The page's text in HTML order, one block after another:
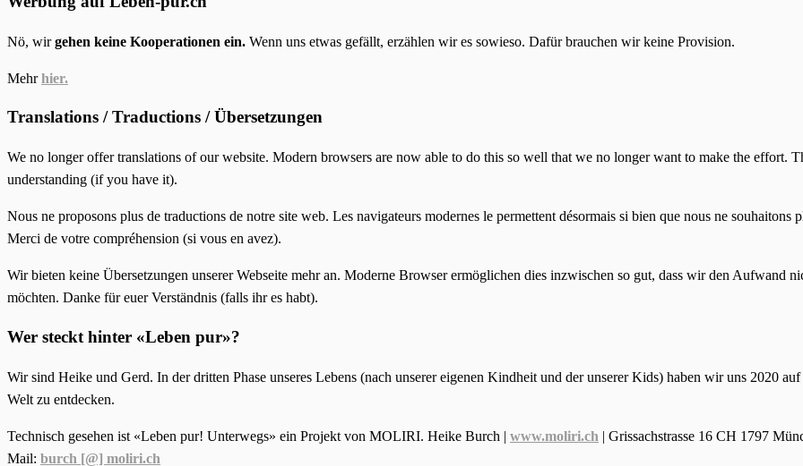
Nö, wirgehen keine Kooperationen ein. Wenn uns etwas gefällt, erzählen wir es sowieso. Dafür brauchen wir keine Provision.
Mehrhier.
Translations / Traductions / Übersetzungen
We no longer offer translations of our website. Modern browsers are now able to do this so well that we no longer want to make the effort.
understanding (if you have it).
Nous ne proposons plus de traductions de notre site web. Les navigateurs modernes le permettent désormais si bien que nous ne souhaitons
Merci de votre compréhension (si vous en avez).
Wir bieten keine Übersetzungen unserer Webseite mehr an. Moderne Browser ermöglichen dies inzwischen so gut, dass wir den Aufwand
möchten. Danke für euer Verständnis (falls ihr es habt).
Wer steckt hinter «Leben pur»?
Wir sind Heike und Gerd. In der dritten Phase unseres Lebens (nach unserer eigenen Kindheit und der unserer Kids) haben wir uns 2020
Welt zu entdecken.
Technisch gesehen ist «Leben pur! Unterwegs» ein Projekt von MOLIRI. Heike Burch | www.moliri.ch | Grissachstrasse 16 CH 1797
Mail: burch [@] moliri.ch